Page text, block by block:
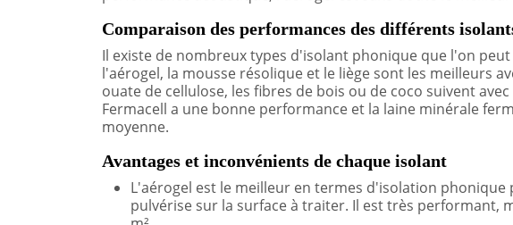
Comparaison des performances des différents
Il existe de nombreux types d'isolant phonique que l'on
l'aérogel, la mousse résolique et le liège sont les meilleurs
ouate de cellulose, les fibres de bois ou de coco suivent
Fermacell a une bonne performance et la laine minérale
moyenne.
Avantages et inconvénients de chaque isolant
L'aérogel est le meilleur en termes d'isolation
pulvérise sur la surface à traiter. Il est très performant,